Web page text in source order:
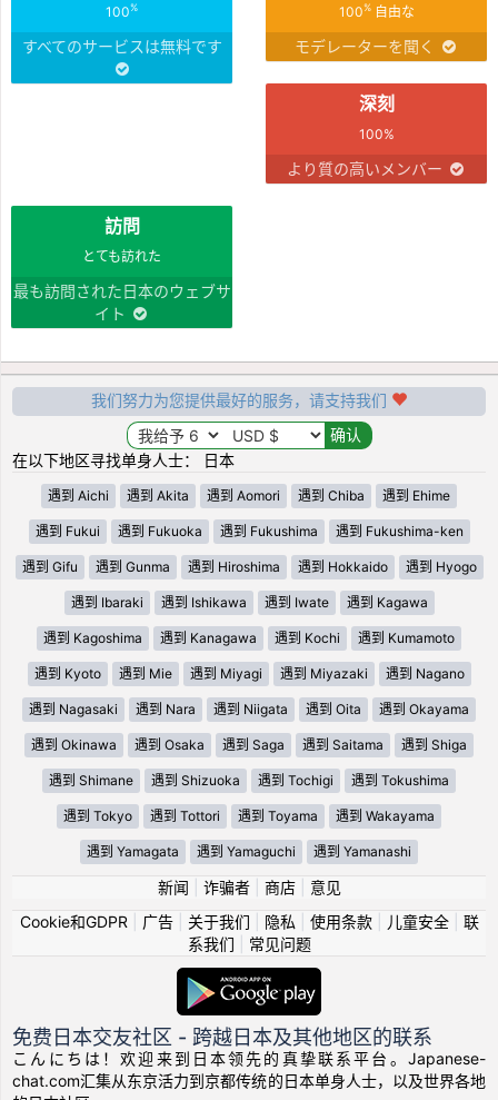
100%
すべてのサービスは無料です
100%自由な
モデレーターを聞く
深刻
100%
より質の高いメンバー
訪問
とても訪れた
最も訪問された日本のウェブサ
イト
我们努力为您提供最好的服务，请支持我们
在以下地区寻找单身人士： 日本
遇到 Aichi 遇到 Akita 遇到 Aomori 遇到 Chiba 遇到 Ehime
遇到 Fukui 遇到 Fukuoka 遇到 Fukushima 遇到 Fukushima-ken
遇到 Gifu 遇到 Gunma 遇到 Hiroshima 遇到 Hokkaido 遇到 Hyogo
遇到 Ibaraki 遇到 Ishikawa 遇到 Iwate 遇到 Kagawa
遇到 Kagoshima 遇到 Kanagawa 遇到 Kochi 遇到 Kumamoto
遇到 Kyoto 遇到 Mie 遇到 Miyagi 遇到 Miyazaki 遇到 Nagano
遇到 Nagasaki 遇到 Nara 遇到 Niigata 遇到 Oita 遇到 Okayama
遇到 Okinawa 遇到 Osaka 遇到 Saga 遇到 Saitama 遇到 Shiga
遇到 Shimane 遇到 Shizuoka 遇到 Tochigi 遇到 Tokushima
遇到 Tokyo 遇到 Tottori 遇到 Toyama 遇到 Wakayama
遇到 Yamagata 遇到 Yamaguchi 遇到 Yamanashi
新闻 诈骗者| 商店| 意见
Cookie和GDPR
广告| 关于我们 隐私 使用条款| 儿童安全| 联
系我们
常见问题
免费日本交友社区 - 跨越日本及其他地区的联系
こんにちは！欢迎来到日本领先的真挚联系平台。Japanese-
chat.com汇集从东京活力到京都传统的日本单身人士，以及世界各地